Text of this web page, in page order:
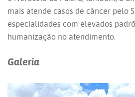
mais atende casos de câncer pelo
especialidades com elevados
humanização no atendimento.
Galeria